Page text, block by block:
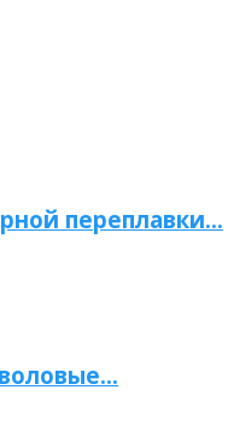
переплавки…